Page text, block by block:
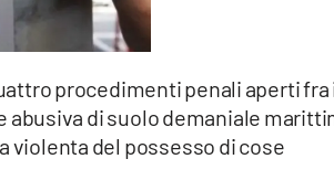
procedimenti penali aperti fra
abusiva di suolo demaniale
violenta del possesso di cose